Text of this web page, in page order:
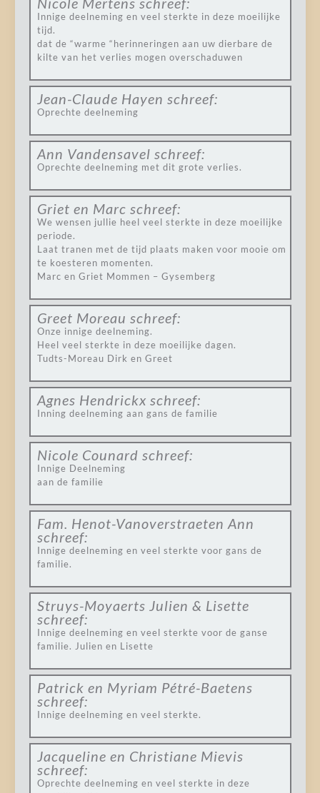
Innige deelneming en veel sterkte in deze moeilijke
tijd.
dat de “warme “herinneringen aan uw dierbare de
kilte van het verlies mogen overschaduwen
Jean-Claude Hayen schreef:
Oprechte deelneming
Ann Vandensavel schreef:
Oprechte deelneming met dit grote verlies.
Griet en Marc schreef:
We wensen jullie heel veel sterkte in deze moeilijke
periode.
Laat tranen met de tijd plaats maken voor mooie om
te koesteren momenten.
Marc en Griet Mommen – Gysemberg
Greet Moreau schreef:
Onze innige deelneming.
Heel veel sterkte in deze moeilijke dagen.
Tudts-Moreau Dirk en Greet
Agnes Hendrickx schreef:
Inning deelneming aan gans de familie
Nicole Counard schreef:
Innige Deelneming
aan de familie
Fam. Henot-Vanoverstraeten Ann
schreef:
Innige deelneming en veel sterkte voor gans de
familie.
Struys-Moyaerts Julien & Lisette
schreef:
Innige deelneming en veel sterkte voor de ganse
familie. Julien en Lisette
Patrick en Myriam Pétré-Baetens
schreef:
Innige deelneming en veel sterkte.
Jacqueline en Christiane Mievis
schreef:
Oprechte deelneming en veel sterkte in deze